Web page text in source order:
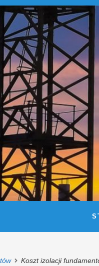
Koszt izolacji